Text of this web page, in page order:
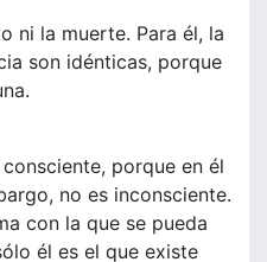
ni la muerte. Para él, la
son idénticas, porque
porque en él
no es inconsciente.
con la que se pueda
él es el que existe